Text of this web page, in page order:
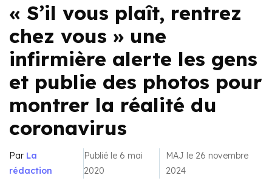
« S’il vous plaît, rentrez
chez vous » une
infirmière alerte les gens
et publie des photos pour
montrer la réalité du
coronavirus
Par La
rédaction
Publié le 6 mai
2020
MAJ le 26 novembre
2024